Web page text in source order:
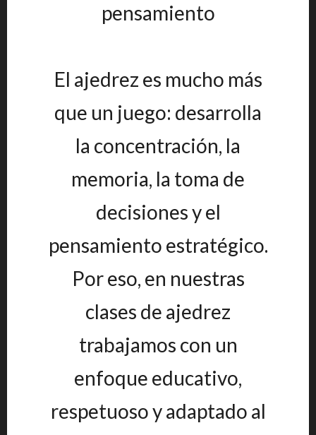
pensamiento
El ajedrez es mucho más
que un juego: desarrolla
la concentración, la
memoria, la toma de
decisiones y el
pensamiento estratégico.
Por eso, en nuestras
clases de ajedrez
trabajamos con un
enfoque educativo,
respetuoso y adaptado al